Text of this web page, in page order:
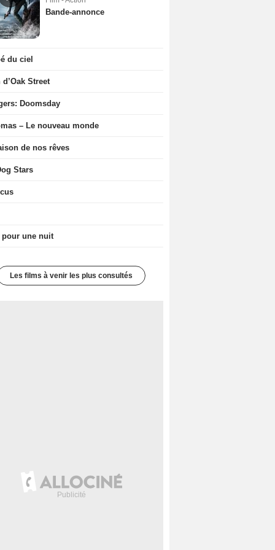
Bande-annonce
du ciel
Street
Doomsday
– Le nouveau monde
de nos rêves
Stars
pour une nuit
Les films à venir les plus consultés